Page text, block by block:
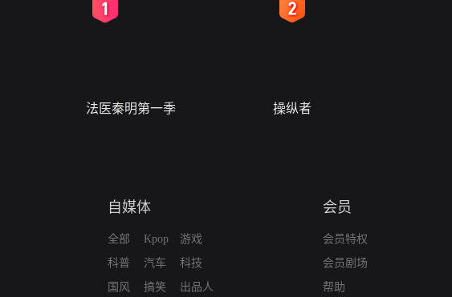
法医秦明第一季 操纵者
自媒体
全部
科普
国风
Kpop
汽车
搞笑
游戏
科技
出品人
会员
会员特权
会员剧场
帮助